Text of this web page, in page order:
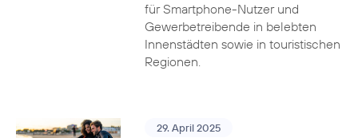
für Smartphone-Nutzer und
Gewerbetreibende in belebten
Innenstädten sowie in touristischen
Regionen.
29. April 2025